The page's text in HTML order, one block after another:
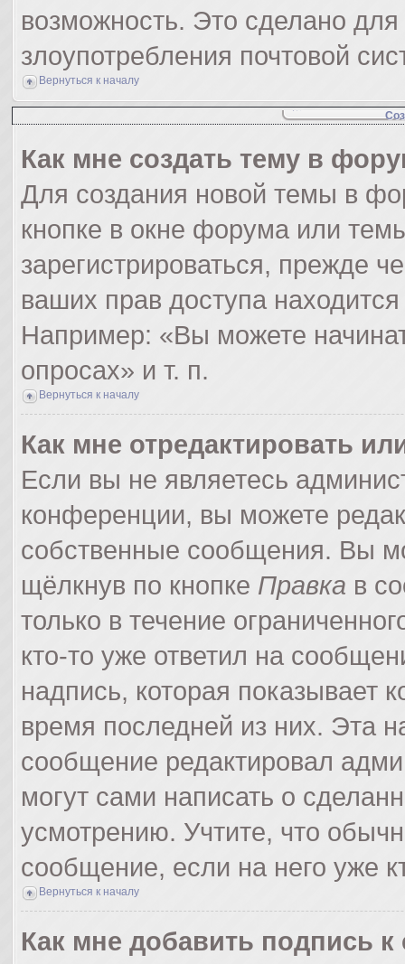
возможность. Это сделано для
злоупотребления почтовой
Вернуться к началу
Как мне создать тему в
Для создания новой темы в
кнопке в окне форума или
зарегистрироваться, прежде
ваших прав доступа
Например: «Вы можете
опросах» и т. п.
Вернуться к началу
Как мне отредактировать
Если вы не являетесь
конференции, вы можете
собственные сообщения. Вы
щёлкнув по кнопке Правка в
только в течение
кто-то уже ответил на
надпись, которая показывает
время последней из них. Эта
сообщение редактировал
могут сами написать о
усмотрению. Учтите, что
сообщение, если на него уже
Вернуться к началу
Как мне добавить подпись